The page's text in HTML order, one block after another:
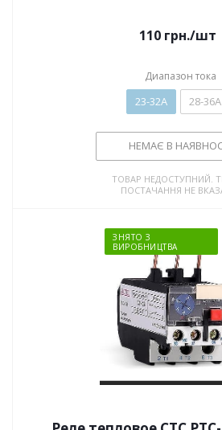
110грн./шт
Диапазон тока
23-32А 28-36А
НЕМАЄ В
ТОВАР НЕДОСТУПНИЙ.
ПОСТАЧАННЯ НЕ
ЗНЯТО З
ВИРОБНИЦТВА